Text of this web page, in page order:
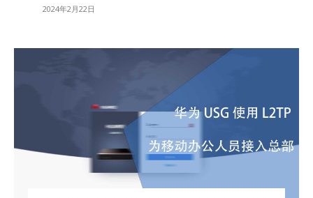
2024年2月22日